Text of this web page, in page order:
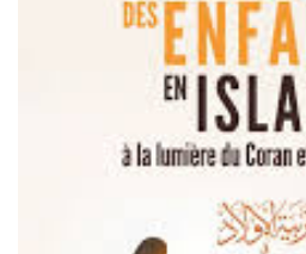
continent américain.